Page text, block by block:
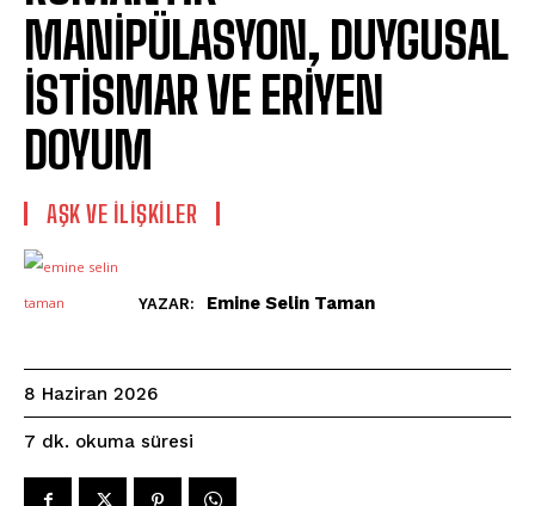
MANİPÜLASYON, DUYGUSAL
İSTİSMAR VE ERİYEN
DOYUM
AŞK VE İLIŞKILER
YAZAR: Emine Selin Taman
8 Haziran 2026
7 dk. okuma süresi